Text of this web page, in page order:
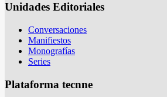
Unidades Editoriales
Conversaciones
Manifiestos
Monografías
Series
Plataforma tecnne